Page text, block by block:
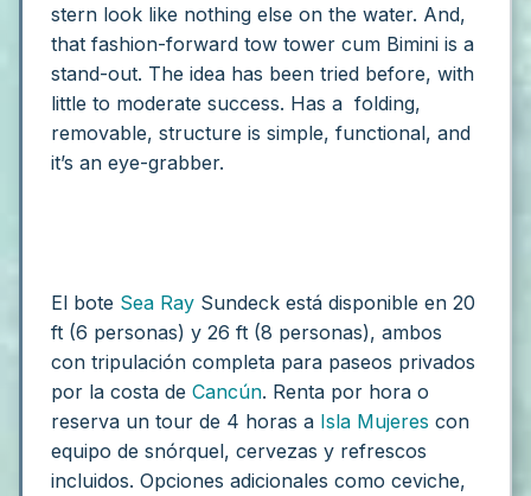
stern look like nothing else on the water. And,
that fashion-forward tow tower cum Bimini is a
stand-out. The idea has been tried before, with
little to moderate success. Has a folding,
removable, structure is simple, functional, and
it’s an eye-grabber.
El bote Sea Ray Sundeck está disponible en 20
ft (6 personas) y 26 ft (8 personas), ambos
con tripulación completa para paseos privados
por la costa de Cancún. Renta por hora o
reserva un tour de 4 horas a Isla Mujeres con
equipo de snórquel, cervezas y refrescos
incluidos. Opciones adicionales como ceviche,